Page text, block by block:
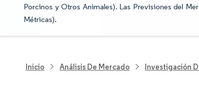
Porcinos y Otros Animales). Las Previsiones del
Métricas).
Inicio Análisis De Mercado Investigación